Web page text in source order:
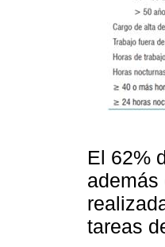
El 62%
además
tareas